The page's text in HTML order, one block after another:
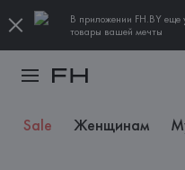
В приложении FH.BY еще
товары вашей мечты
Sale Женщинам